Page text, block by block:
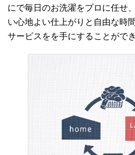
にで毎日のお洗濯をプロに任せ
い心地よい仕上がりと自由な時
サービスをを手にすることができ